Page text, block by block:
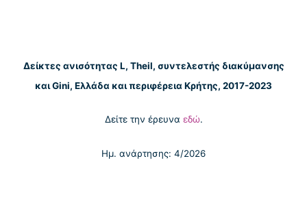
Δείκτες ανισότητας L, Theil, συντελεστής διακύμανσης
και Gini, Ελλάδα και περιφέρεια Κρήτης, 2017-2023
Δείτε την έρευνα εδώ.
Ημ. ανάρτησης: 4/2026